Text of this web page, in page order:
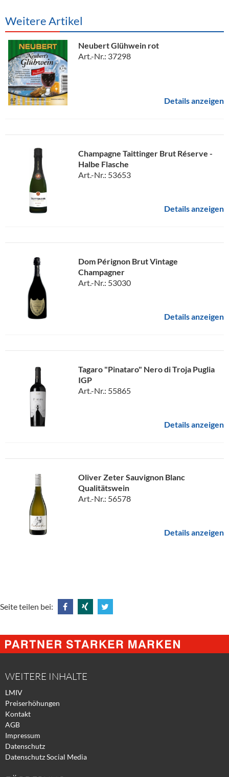
Weitere Artikel
Neubert Glühwein rot
Art.-Nr.: 37298
Details anzeigen
Champagne Taittinger Brut Réserve -
Halbe Flasche
Art.-Nr.: 53653
Details anzeigen
Dom Pérignon Brut Vintage
Champagner
Art.-Nr.: 53030
Details anzeigen
Tagaro "Pinataro" Nero di Troja Puglia
IGP
Art.-Nr.: 55865
Details anzeigen
Oliver Zeter Sauvignon Blanc
Qualitätswein
Art.-Nr.: 56578
Details anzeigen
Seite teilen bei:
@
Facebook
@
Xing
@
Twitter
WEITERE INHALTE
LMIV
Preiserhöhungen
Kontakt
AGB
Impressum
Datenschutz
Datenschutz Social Media